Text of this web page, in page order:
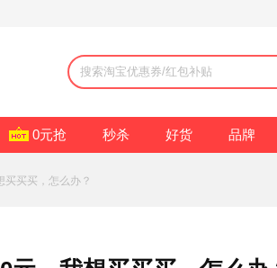
0元抢 秒杀 好货 品牌
买买买，怎么办？